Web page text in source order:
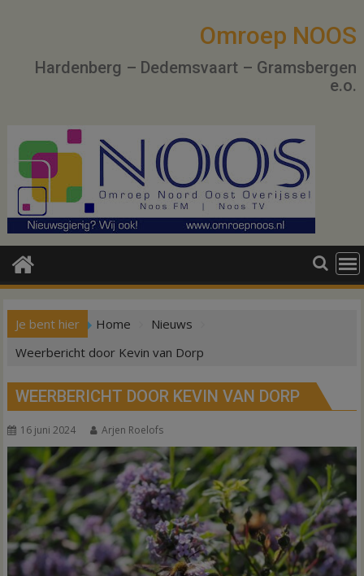
Omroep NOOS
Hardenberg – Dedemsvaart – Gramsbergen
e.o.
Je bent hier Home
Nieuws
Weerbericht door Kevin van Dorp
WEERBERICHT DOOR KEVIN VAN DORP
16 juni 2024 Arjen Roelofs